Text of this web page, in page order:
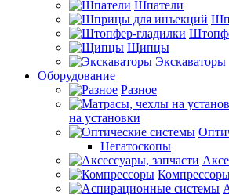
Шпатели
Щипцы
Экскаваторы
Оборудование
Разное
на установки
Негатоскопы